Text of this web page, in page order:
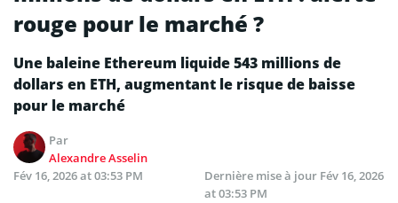
rouge pour le marché ?
Une baleine Ethereum liquide 543 millions de
dollars en ETH, augmentant le risque de baisse
pour le marché
Par
Alexandre Asselin
Fév 16, 2026 at 03:53 PM
Dernière mise à jour Fév 16, 2026
at 03:53 PM